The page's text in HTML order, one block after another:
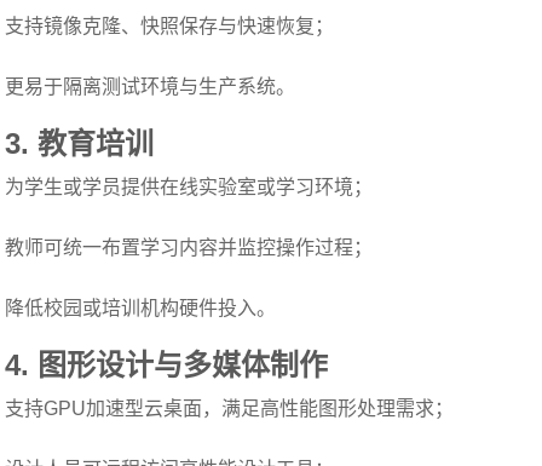
支持镜像克隆、快照保存与快速恢复；
更易于隔离测试环境与生产系统。
3.教育培训
为学生或学员提供在线实验室或学习环境；
教师可统一布置学习内容并监控操作过程；
降低校园或培训机构硬件投入。
4. 图形设计与多媒体制作
支持GPU加速型云桌面，满足高性能图形处理需求；